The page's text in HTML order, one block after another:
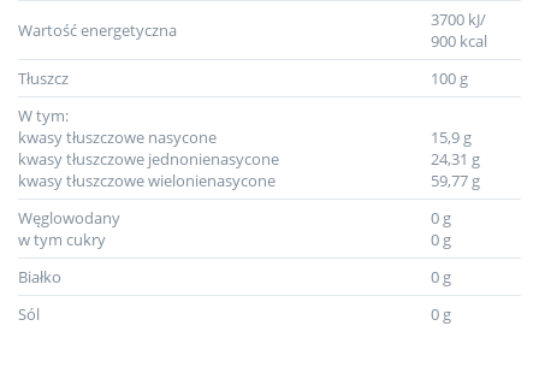
Wartość energetyczna
3700 kJ/
900 kcal
Tłuszcz
100 g
W tym:
kwasy tłuszczowe nasycone
kwasy tłuszczowe jednonienasycone
kwasy tłuszczowe wielonienasycone
15,9 g
24,31 g
59,77 g
Węglowodany
w tym cukry
0 g
0 g
Białko
0 g
Sól
0 g